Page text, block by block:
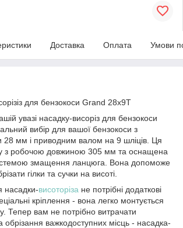
Доставка Оплата Умови
для бензокоси Grand 28х9Т
увазі насадку-висоріз для бензокоси
вибір для вашої бензокоси з
28 мм і приводним валом на 9 шліців. Ця
з робочою довжиною 305 мм та оснащена
змащення ланцюга. Вона допоможе
гілки та сучки на висоті.
насадки-висоторіза не потрібні додаткові
кріплення - вона легко монтується
Тепер вам не потрібно витрачати
обрізання важкодоступних місць - насадка-